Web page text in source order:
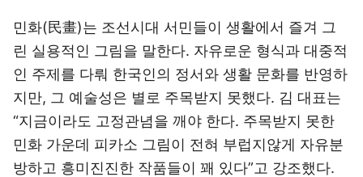
민화(民畫)는 조선시대 서민들이 생활에서 즐겨 그
린 실용적인 그림을 말한다. 자유로운 형식과 대중적
인 주제를 다뤄 한국인의 정서와 생활 문화를 반영하
지만, 그 예술성은 별로 주목받지 못했다. 김 대표는
“지금이라도 고정관념을 깨야 한다. 주목받지 못한
민화 가운데 피카소 그림이 전혀 부럽지않게 자유분
방하고 흥미진진한 작품들이 꽤 있다”고 강조했다.